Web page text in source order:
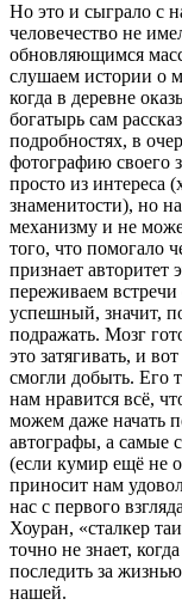
Но это и сыграло с
человечество не
обновляющимся
слушаем истории о
когда в деревне
богатырь сам
подробностях, в
фотографию своего
просто из интереса
знаменитости), но
механизму и не
того, что помогало
признает авторитет
переживаем
успешный, значит,
подражать. Мозг
это затягивать, и
смогли добыть. Его
нам нравится всё,
можем даже начать
автографы, а самые
(если кумир ещё не
приносит нам
нас с первого
Хоуран, «сталкер
точно не знает,
последить за
нашей.